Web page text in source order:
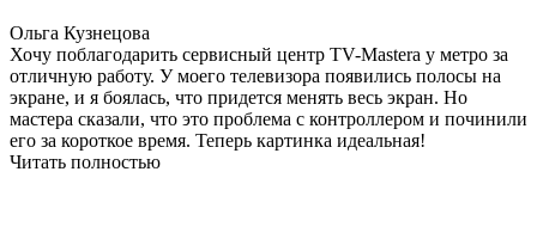
Ольга Кузнецова
Хочу поблагодарить сервисный центр TV-Mastera у метро за
отличную работу. У моего телевизора появились полосы на
экране, и я боялась, что придется менять весь экран. Но
мастера сказали, что это проблема с контроллером и починили
его за короткое время. Теперь картинка идеальная!
Читать полностью